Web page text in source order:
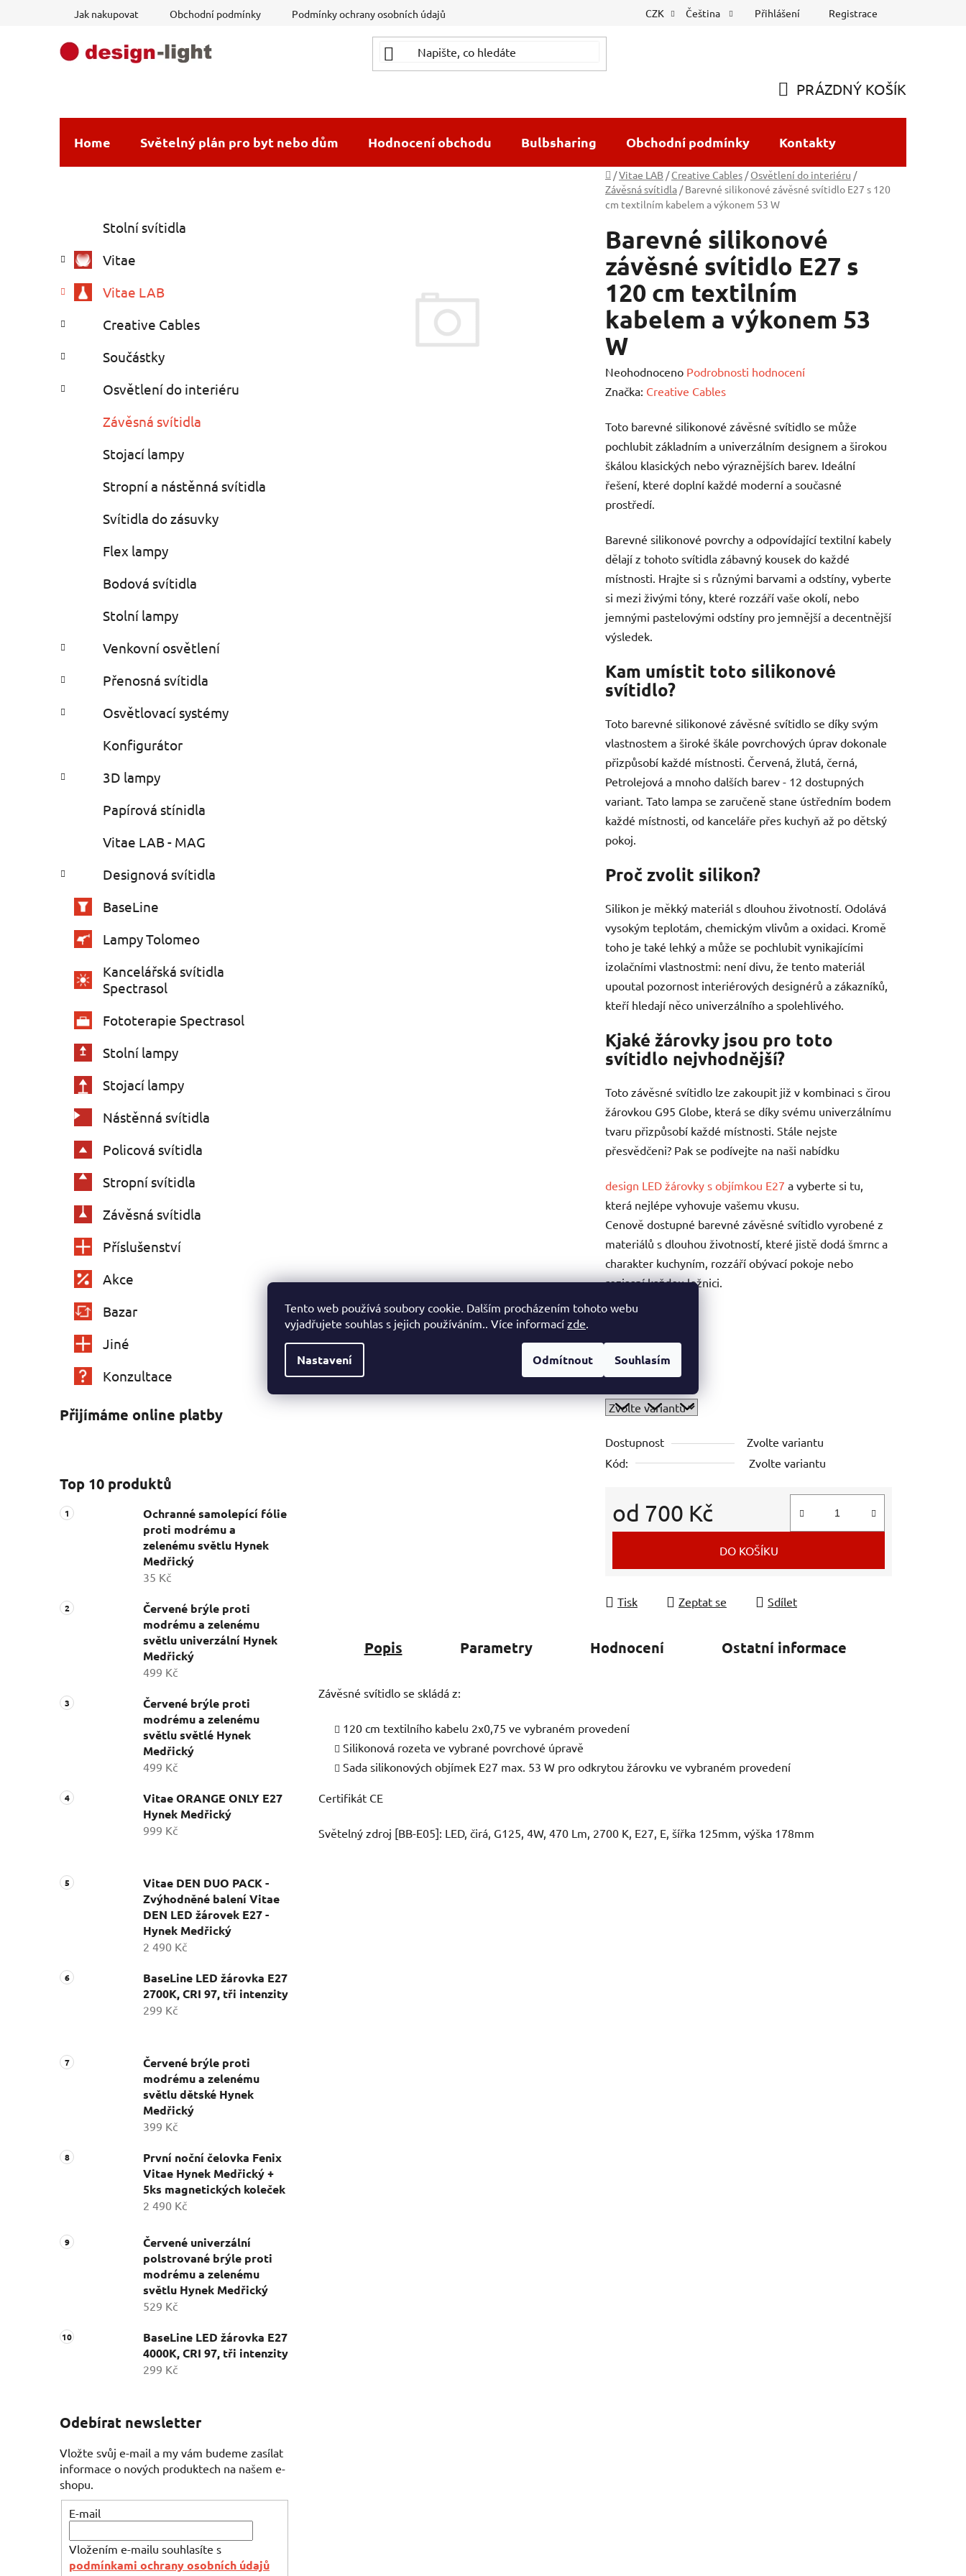
Tento web používá soubory cookie. Dalším procházením tohoto webu
vyjadřujete souhlas s jejich používáním.. Více informací zde
Nastavení Odmítnout Souhlasím
Jak nakupovat Obchodní podmínky Podmínky ochrany osobních údajů CZK Čeština Přihlášení Registrace
KOŠÍK
PRÁZDNÝ KOŠÍK
Home Světelný plán pro byt nebo dům Hodnocení obchodu Bulbsharing Obchodní podmínky Kontakty
Domů
/Vitae LAB / Creative Cables / Osvětlení do interiéru /
Závěsná svítidla / Barevné silikonové závěsné svítidlo E27 s 120
cm textilním kabelem a výkonem 53 W
s
r
n
n
p
kategorie
e
o
i
Stolní svítidla
Vitae
Vitae LAB
Creative Cables
Součástky
Osvětlení do interiéru
Závěsná svítidla
Stojací lampy
Stropní a nástěnná svítidla
Svítidla do zásuvky
Flex lampy
Bodová svítidla
Stolní lampy
Venkovní osvětlení
Přenosná svítidla
Osvětlovací systémy
Konfigurátor
3D lampy
Papírová stínidla
Vitae LAB - MAG
Designová svítidla
BaseLine
Lampy Tolomeo
Kancelářská svítidla
Spectrasol
Fototerapie Spectrasol
Stolní lampy
Stojací lampy
Nástěnná svítidla
Policová svítidla
Stropní svítidla
Závěsná svítidla
Příslušenství
Akce
Bazar
Jiné
Konzultace
Přijímáme online platby
Top 10 produktů
Ochranné samolepící fólie
proti modrému a
zelenému světlu Hynek
Medřický
35 Kč
Červené brýle proti
modrému a zelenému
světlu univerzální Hynek
Medřický
499 Kč
Červené brýle proti
modrému a zelenému
světlu světlé Hynek
Medřický
499 Kč
Vitae ORANGE ONLY E27
Hynek Medřický
999 Kč
Vitae DEN DUO PACK -
Zvýhodněné balení Vitae
DEN LED žárovek E27 -
Hynek Medřický
2 490 Kč
BaseLine LED žárovka E27
2700K, CRI 97, tři intenzity
299 Kč
Červené brýle proti
modrému a zelenému
světlu dětské Hynek
Medřický
399 Kč
První noční čelovka Fenix
Vitae Hynek Medřický +
5ks magnetických koleček
2 490 Kč
Červené univerzální
polstrované brýle proti
modrému a zelenému
světlu Hynek Medřický
529 Kč
BaseLine LED žárovka E27
4000K, CRI 97, tři intenzity
299 Kč
Odebírat newsletter
Vložte svůj e-mail a my vám budeme zasílat
informace o nových produktech na našem e-
shopu.
E-mail
Vložením e-mailu souhlasíte s
podmínkami ochrany osobních údajů
Barevné silikonové
závěsné svítidlo E27 s
120 cm textilním
kabelem a výkonem 53
W
Průměrné
hodnocení
je
0,0
z
5
hvězdiček.
Neohodnoceno Podrobnosti hodnocení
Značka: Creative Cables
Toto barevné silikonové závěsné svítidlo se může
pochlubit základním a univerzálním designem a širokou
škálou klasických nebo výraznějších barev. Ideální
řešení, které doplní každé moderní a současné
prostředí.
Barevné silikonové povrchy a odpovídající textilní kabely
dělají z tohoto svítidla zábavný kousek do každé
místnosti. Hrajte si s různými barvami a odstíny, vyberte
si mezi živými tóny, které rozzáří vaše okolí, nebo
jemnými pastelovými odstíny pro jemnější a decentnější
výsledek.
Kam umístit toto silikonové
svítidlo?
Toto barevné silikonové závěsné svítidlo se díky svým
vlastnostem a široké škále povrchových úprav dokonale
přizpůsobí každé místnosti. Červená, žlutá, černá,
Petrolejová a mnoho dalších barev - 12 dostupných
variant. Tato lampa se zaručeně stane ústředním bodem
každé místnosti, od kanceláře přes kuchyň až po dětský
pokoj.
Proč zvolit silikon?
Silikon je měkký materiál s dlouhou životností. Odolává
vysokým teplotám, chemickým vlivům a oxidaci. Kromě
toho je také lehký a může se pochlubit vynikajícími
izolačními vlastnostmi: není divu, že tento materiál
upoutal pozornost interiérových designérů a zákazníků,
kteří hledají něco univerzálního a spolehlivého.
Kjaké žárovky jsou pro toto
svítidlo nejvhodnější?
Toto závěsné svítidlo lze zakoupit již v kombinaci s čirou
žárovkou G95 Globe, která se díky svému univerzálnímu
tvaru přizpůsobí každé místnosti. Stále nejste
přesvědčeni? Pak se podívejte na naši nabídku
design LED žárovky s objímkou E27 a vyberte si tu,
která nejlépe vyhovuje vašemu vkusu.
Cenově dostupné barevné závěsné svítidlo vyrobené z
materiálů s dlouhou životností, které jistě dodá šmrnc a
charakter kuchyním, rozzáří obývací pokoje nebo
rozjasní každou ložnici.
Povrchová úprava
Světelný zdroj
Dostupnost
Zvolte variantu
Kód:
Zvolte variantu
od 700 Kč
Měrná cena:
DO KOŠÍKU
Tisk Zeptat se Sdílet
Popis Parametry Hodnocení Ostatní informace
Závěsné svítidlo se skládá z:
120 cm textilního kabelu 2x0,75 ve vybraném provedení
Silikonová rozeta ve vybrané povrchové úpravě
Sada silikonových objímek E27 max. 53 W pro odkrytou žárovku ve vybraném provedení
Certifikát CE
Světelný zdroj [BB-E05]: LED, čirá, G125, 4W, 470 Lm, 2700 K, E27, E, šířka 125mm, výška 178mm